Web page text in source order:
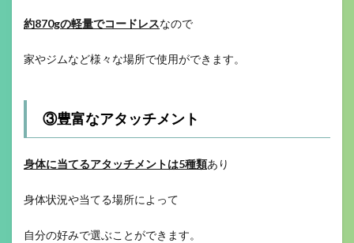
約870gの軽量でコードレスなので
家やジムなど様々な場所で使用ができます。
③豊富なアタッチメント
身体に当てるアタッチメントは5種類あり
身体状況や当てる場所によって
自分の好みで選ぶことができます。